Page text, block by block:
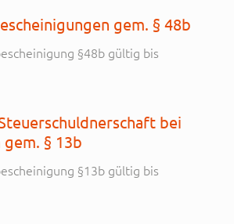
gem. § 48b
§48b gültig bis
bei
§ 13b
§13b gültig bis